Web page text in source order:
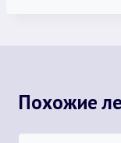
Похожие